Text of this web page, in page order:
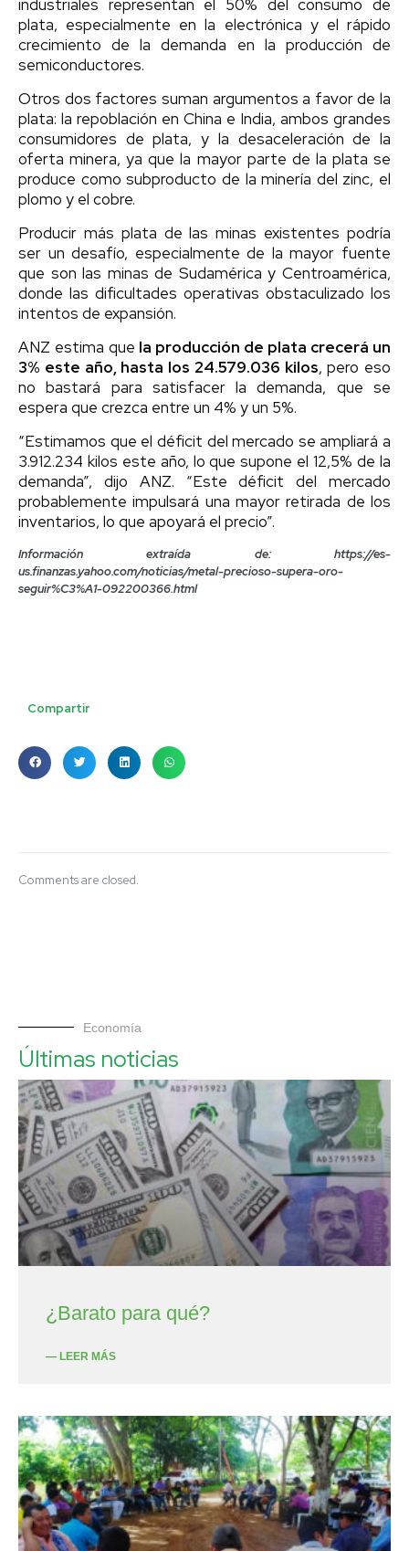
industriales representan el 50% del consumo de
plata, especialmente en la electrónica y el rápido
crecimiento de la demanda en la producción de
semiconductores.
Otros dos factores suman argumentos a favor de la
plata: la repoblación en China e India, ambos grandes
consumidores de plata, y la desaceleración de la
oferta minera, ya que la mayor parte de la plata se
produce como subproducto de la minería del zinc, el
plomo y el cobre.
Producir más plata de las minas existentes podría
ser un desafío, especialmente de la mayor fuente
que son las minas de Sudamérica y Centroamérica,
donde las dificultades operativas obstaculizado los
intentos de expansión.
ANZ estima que la producción de plata crecerá un
3% este año, hasta los 24.579.036 kilos, pero eso
no bastará para satisfacer la demanda, que se
espera que crezca entre un 4% y un 5%.
“Estimamos que el déficit del mercado se ampliará a
3.912.234 kilos este año, lo que supone el 12,5% de la
demanda”, dijo ANZ. “Este déficit del mercado
probablemente impulsará una mayor retirada de los
inventarios, lo que apoyará el precio”.
Información extraída de: https://es-
us.finanzas.yahoo.com/noticias/metal-precioso-supera-oro-
seguir%C3%A1-092200366.html
Compartir
Comments are closed.
Economía
Últimas noticias
¿Barato para qué?
— LEER MÁS